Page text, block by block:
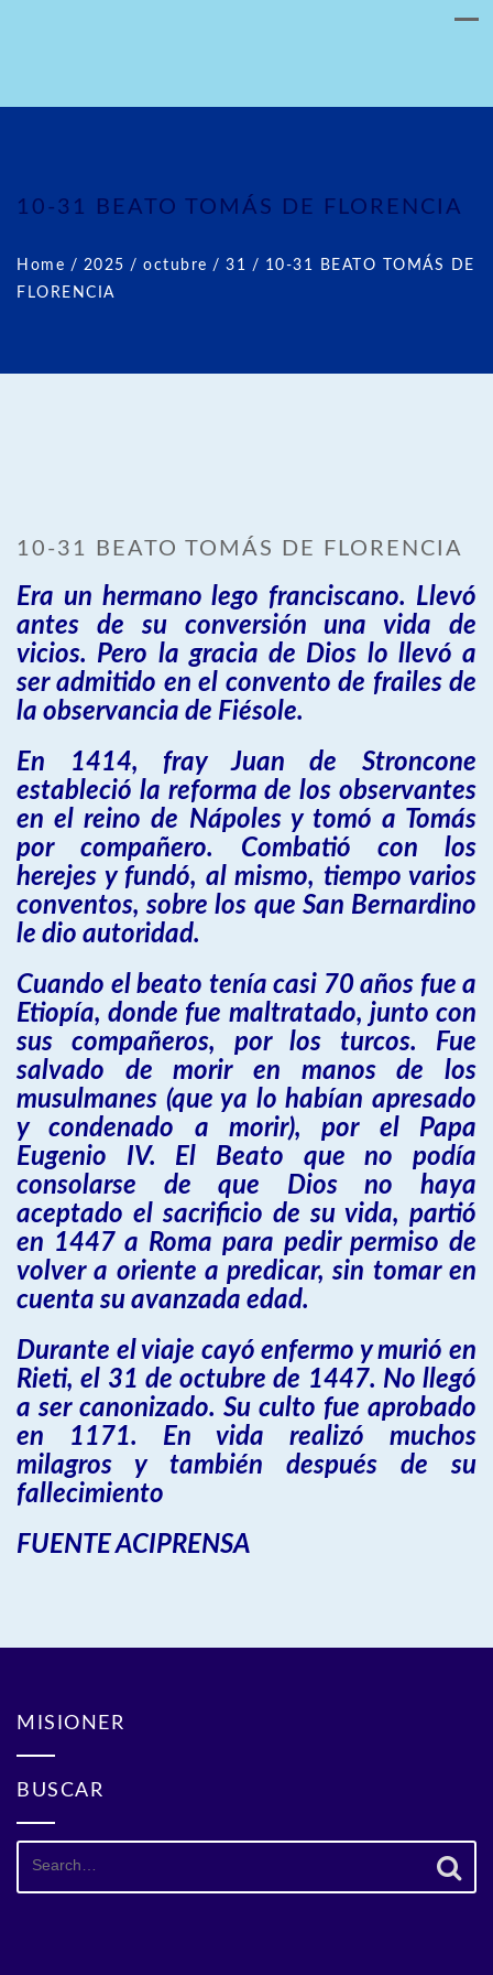
10-31 BEATO TOMÁS DE FLORENCIA
Home / 2025 / octubre / 31 / 10-31 BEATO TOMÁS DE
FLORENCIA
10-31 BEATO TOMÁS DE FLORENCIA
Era un hermano lego franciscano. Llevó
antes de su conversión una vida de
vicios. Pero la gracia de Dios lo llevó a
ser admitido en el convento de frailes de
la observancia de Fiésole.
En 1414, fray Juan de Stroncone
estableció la reforma de los observantes
en el reino de Nápoles y tomó a Tomás
por compañero. Combatió con los
herejes y fundó, al mismo, tiempo varios
conventos, sobre los que San Bernardino
le dio autoridad.
Cuando el beato tenía casi 70 años fue a
Etiopía, donde fue maltratado, junto con
sus compañeros, por los turcos. Fue
salvado de morir en manos de los
musulmanes (que ya lo habían apresado
y condenado a morir), por el Papa
Eugenio IV. El Beato que no podía
consolarse de que Dios no haya
aceptado el sacrificio de su vida, partió
en 1447 a Roma para pedir permiso de
volver a oriente a predicar, sin tomar en
cuenta su avanzada edad.
Durante el viaje cayó enfermo y murió en
Rieti, el 31 de octubre de 1447. No llegó
a ser canonizado. Su culto fue aprobado
en 1171. En vida realizó muchos
milagros y también después de su
fallecimiento
FUENTE ACIPRENSA
MISIONER
BUSCAR
Search